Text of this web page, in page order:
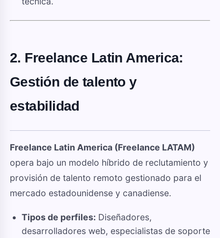
2. Freelance Latin America:
Gestión de talento y
estabilidad
Freelance Latin America (Freelance LATAM)
opera bajo un modelo híbrido de reclutamiento y
provisión de talento remoto gestionado para el
mercado estadounidense y canadiense.
Tipos de perfiles: Diseñadores,
desarrolladores web, especialistas de soporte